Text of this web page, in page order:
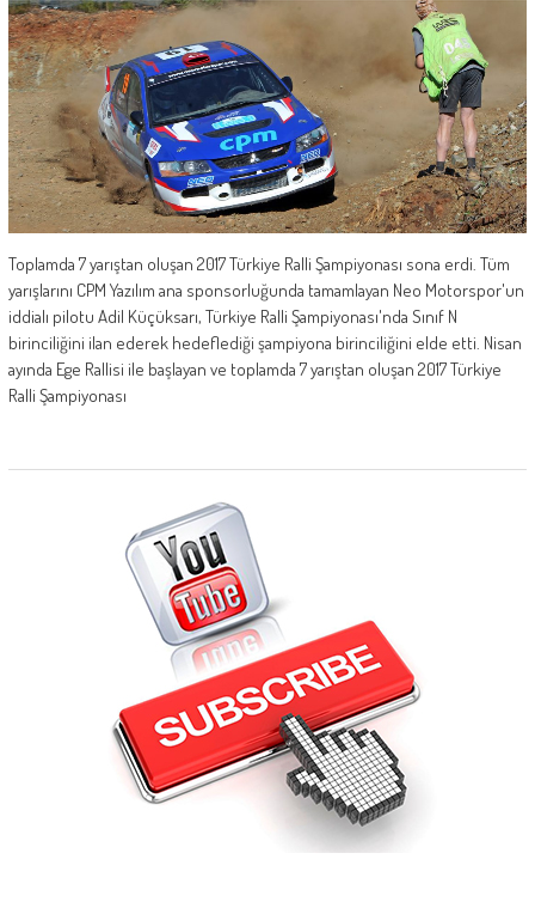
Toplamda 7 yarıştan oluşan 2017 Türkiye Ralli Şampiyonası sona erdi. Tüm
yarışlarını CPM Yazılım ana sponsorluğunda tamamlayan Neo Motorspor'un
iddialı pilotu Adil Küçüksarı, Türkiye Ralli Şampiyonası'nda Sınıf N
birinciliğini ilan ederek hedeflediği şampiyona birinciliğini elde etti. Nisan
ayında Ege Rallisi ile başlayan ve toplamda 7 yarıştan oluşan 2017 Türkiye
Ralli Şampiyonası